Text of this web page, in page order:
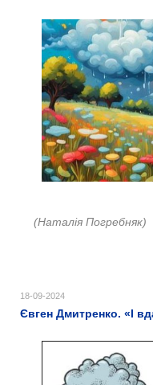
(Наталія Погребняк)
18-09-2024
Євген Дмитренко. «І